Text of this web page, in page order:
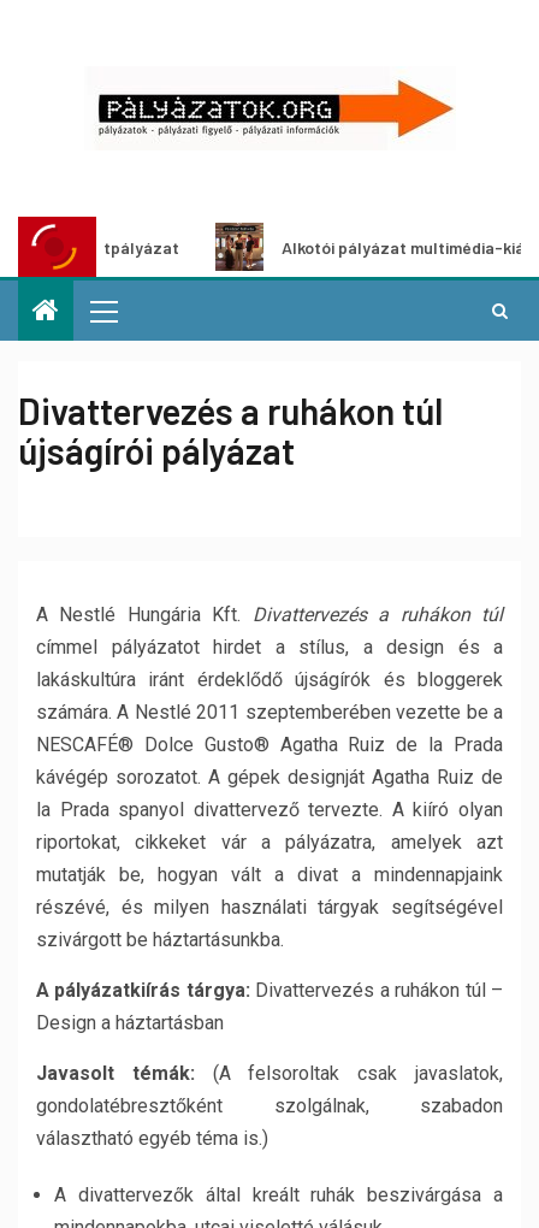
Alkotói pályázat multimédia-kiállításhoz
Divattervezés a ruhákon túl
újságírói pályázat
A Nestlé Hungária Kft. Divattervezés a ruhákon túl
címmel pályázatot hirdet a stílus, a design és a
lakáskultúra iránt érdeklődő újságírók és bloggerek
számára. A Nestlé 2011 szeptemberében vezette be a
NESCAFÉ® Dolce Gusto® Agatha Ruiz de la Prada
kávégép sorozatot. A gépek designját Agatha Ruiz de
la Prada spanyol divattervező tervezte. A kiíró olyan
riportokat, cikkeket vár a pályázatra, amelyek azt
mutatják be, hogyan vált a divat a mindennapjaink
részévé, és milyen használati tárgyak segítségével
szivárgott be háztartásunkba.
A pályázatkiírás tárgya: Divattervezés a ruhákon túl –
Design a háztartásban
Javasolt témák: (A felsoroltak csak javaslatok,
gondolatébresztőként szolgálnak, szabadon
választható egyéb téma is.)
A divattervezők által kreált ruhák beszivárgása a